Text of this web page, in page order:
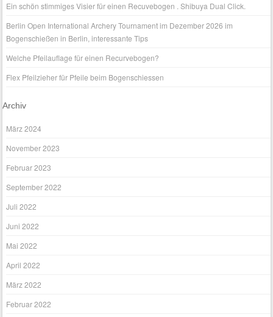
Ein schön stimmiges Visier für einen Recuvebogen . Shibuya Dual Click.
Berlin Open International Archery Tournament im Dezember 2026 im
Bogenschießen in Berlin, interessante Tips
Welche Pfeilauflage für einen Recurvebogen?
Flex Pfeilzieher für Pfeile beim Bogenschiessen
Archiv
März 2024
November 2023
Februar 2023
September 2022
Juli 2022
Juni 2022
Mai 2022
April 2022
März 2022
Februar 2022